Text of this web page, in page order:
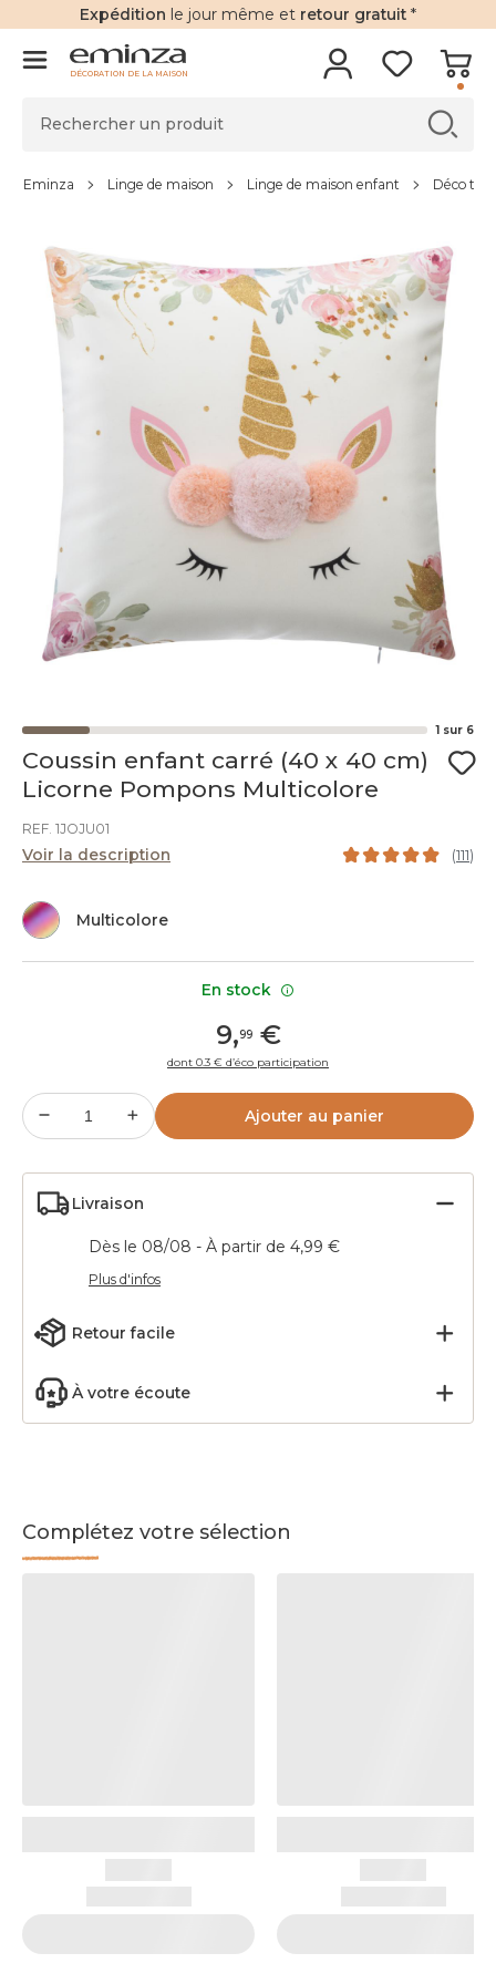
Expédition le jour même et retour gratuit *
DÉCORATION DE LA MAISON
Eminza Linge de maison Linge de maison enfant Déco
1 sur 6
Coussin enfant carré (40 x 40 cm)
Licorne Pompons Multicolore
REF. 1JOJU01
Voir la description (111)
Multicolore
9,99€
dont 0.3 € d’éco participation
Ajouter au panier
Livraison
Dès le 08/08 - À partir de 4,99 €
Plus d'infos
Retour facile
À votre écoute
Complétez votre sélection